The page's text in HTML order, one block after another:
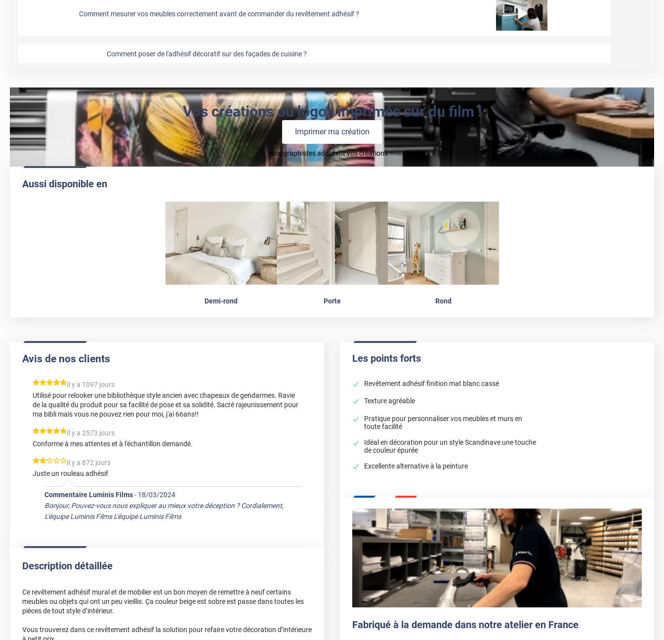
Comment mesurer vos meubles correctement avant de commander du revêtement adhésif ?
Comment poser de l'adhésif décoratif sur des façades de cuisine ?
Vos créations ou logos imprimés sur du film !
Imprimer ma création
Nos graphistes adaptent vos créations ✨
Aussi disponible en
Demi-rond Porte Rond
Avis de nos clients
*****
Il y a 1097 jours
Utilisé pour relooker une bibliothèque style ancien avec chapeaux de gendarmes. Ravie
de la qualité du produit pour sa facilité de pose et sa solidité. Sacré rajeunissement pour
ma bibli mais vous ne pouvez rien pour moi, j'ai 66ans!!
*****
Il y a 2573 jours
Conforme à mes attentes et à l'échantillon demandé.
*****
Il y a 872 jours
Juste un rouleau adhésif
Commentaire Luminis Films- 18/03/2024
Bonjour, Pouvez-vous nous expliquer au mieux votre déception ? Cordialement,
L'équipe Luminis Films L'équipe Luminis Films
Description détaillée
Ce revêtement adhésif mural et de mobilier est un bon moyen de remettre à neuf certains
meubles ou objets qui ont un peu vieillis. Ça couleur beige est sobre est passe dans toutes les
pièces de tout style d’intérieur.
Vous trouverez dans ce revêtement adhésif la solution pour refaire votre décoration d’intérieure
Les points forts
Revêtement adhésif finition mat blanc cassé
Texture agréable
Pratique pour personnaliser vos meubles et murs en
toute facilité
Idéal en décoration pour un style Scandinave une touche
de couleur épurée
Excellente alternative à la peinture
Fabriqué à la demande dans notre atelier en France